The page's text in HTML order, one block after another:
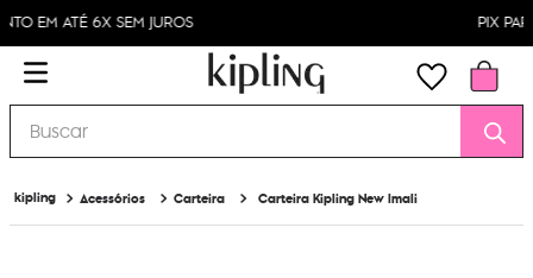
PIX PARCELADO EM ATÉ 4X
Buscar
Acessórios Carteira Carteira Kipling New Imali